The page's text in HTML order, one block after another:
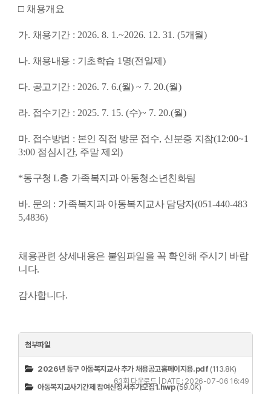
□ 채용개요
가. 채용기간 : 2026. 8. 1.~2026. 12. 31. (5개월)
나. 채용내용 : 기초학습 1 명(전일제)
다. 공고기간 : 2026. 7. 6.(월) ~ 7. 20.(월)
라. 접수기간 : 2025. 7. 15. (수)~ 7. 20.(월)
마. 접수방법 : 본인 직접 방문 접수, 신분증 지참(12:00~1
3:00 점심시간, 주말 제외)
*동구청L층 가족복지과 아동청소년친화팀
바. 문의 : 가족복지과 아동복지교사 담당자(051-440-483
5,4836)
채용관련 상세내용은 붙임파일을 꼭 확인해 주시기 바랍
니다.
감사합니다.
첨부파일
2026년 동구 아동복지교사 추가 채용공고홈페이지용.pdf (113.8K)
63회 다운로드 | DATE : 2026-07-06 16:49
아동복지교사기간제 참여신청서추가모집1.hwp(59.0K)